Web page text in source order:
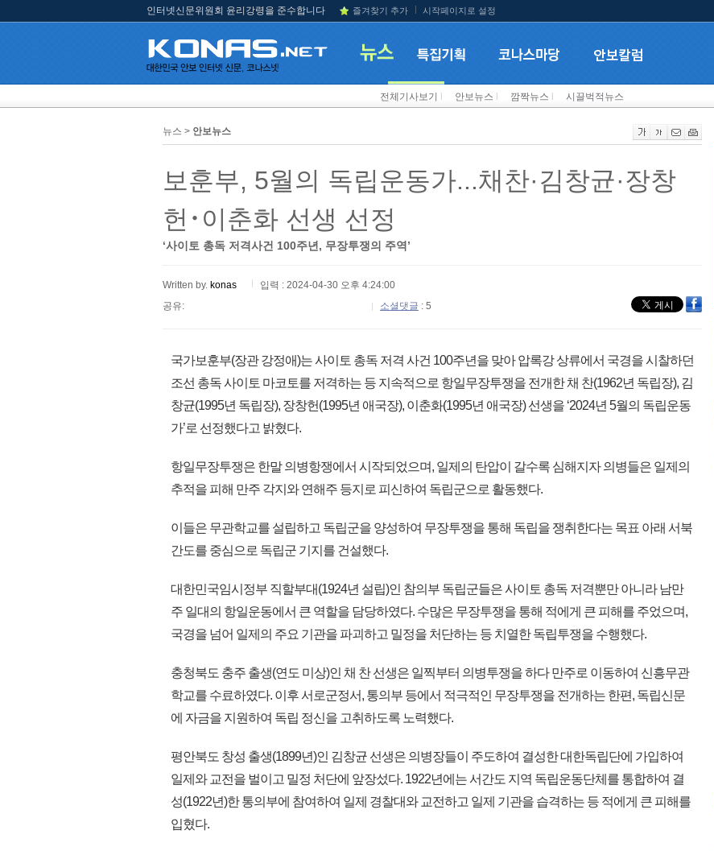
인터넷신문위원회 윤리강령을 준수합니다 즐겨찾기 추가 시작페이지로 설정
전체기사보기 안보뉴스 깜짝뉴스 시끌벅적뉴스
뉴스 > 안보뉴스
보훈부, 5월의 독립운동가...채찬·김창균·장창
헌･이춘화 선생 선정
‘사이토 총독 저격사건 100주년, 무장투쟁의 주역’
Written by. konas
입력 : 2024-04-30 오후 4:24:00
공유:
소셜댓글 : 5
국가보훈부(장관 강정애)는 사이토 총독 저격 사건 100주년을 맞아 압록강 상류에서 국경을 시찰하던
조선 총독 사이토 마코토를 저격하는 등 지속적으로 항일무장투쟁을 전개한 채 찬(1962년 독립장), 김
창균(1995년 독립장), 장창헌(1995년 애국장), 이춘화(1995년 애국장) 선생을 ‘2024년 5월의 독립운동
가’로 선정했다고 밝혔다.
항일무장투쟁은 한말 의병항쟁에서 시작되었으며, 일제의 탄압이 갈수록 심해지자 의병들은 일제의
추적을 피해 만주 각지와 연해주 등지로 피신하여 독립군으로 활동했다.
이들은 무관학교를 설립하고 독립군을 양성하여 무장투쟁을 통해 독립을 쟁취한다는 목표 아래 서북
간도를 중심으로 독립군 기지를 건설했다.
대한민국임시정부 직할부대(1924년 설립)인 참의부 독립군들은 사이토 총독 저격뿐만 아니라 남만
주 일대의 항일운동에서 큰 역할을 담당하였다. 수많은 무장투쟁을 통해 적에게 큰 피해를 주었으며,
국경을 넘어 일제의 주요 기관을 파괴하고 밀정을 처단하는 등 치열한 독립투쟁을 수행했다.
충청북도 충주 출생(연도 미상)인 채 찬 선생은 일찍부터 의병투쟁을 하다 만주로 이동하여 신흥무관
학교를 수료하였다. 이후 서로군정서, 통의부 등에서 적극적인 무장투쟁을 전개하는 한편, 독립신문
에 자금을 지원하여 독립 정신을 고취하도록 노력했다.
평안북도 창성 출생(1899년)인 김창균 선생은 의병장들이 주도하여 결성한 대한독립단에 가입하여
일제와 교전을 벌이고 밀정 처단에 앞장섰다. 1922년에는 서간도 지역 독립운동단체를 통합하여 결
성(1922년)한 통의부에 참여하여 일제 경찰대와 교전하고 일제 기관을 습격하는 등 적에게 큰 피해를
입혔다.